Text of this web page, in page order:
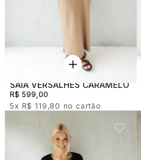
SAIA VERSALHES CARAMELO
R$ 599,00
5x R$ 119,80